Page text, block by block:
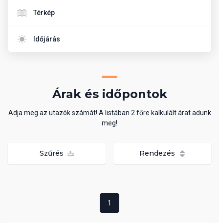
Térkép
Időjárás
Árak és időpontok
Adja meg az utazók számát! A listában 2 főre kalkulált árat adunk
meg!
Szűrés Rendezés
1